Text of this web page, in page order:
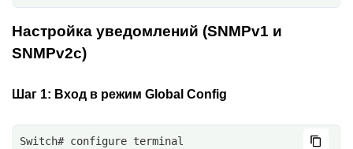
Настройка уведомлений (SNMPv1 и
SNMPv2с)
Шаг 1: Вход в режим Global Config
Switch# configure terminal